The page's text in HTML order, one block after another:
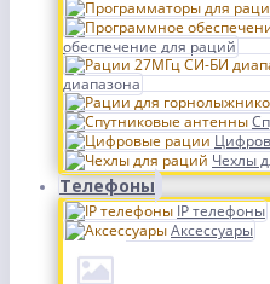
обеспечение для раций
диапазона
Чехлы
Телефоны
IP телефоны
Аксессуары